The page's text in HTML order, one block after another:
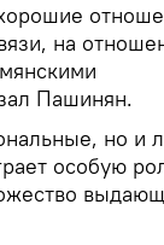
на
Пашинян.
но и
особую